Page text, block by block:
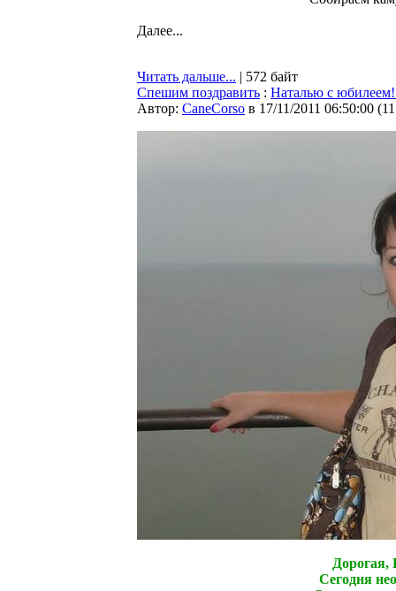
Далее...
Читать дальше... | 572 байт
Спешим поздравить : Наталью с
Автор: CaneCorso в 17/11/2011 06:50:00 (
Дорогая,
Сегодня